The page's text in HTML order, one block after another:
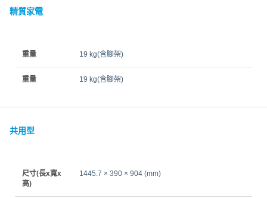
精質家電
重量 19 kg(含腳架)
重量 19 kg(含腳架)
共用型
尺寸(長x寬x
高)
1445.7 × 390 × 904 (mm)